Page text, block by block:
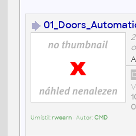
Umístil:rwearn• Autor:CMD